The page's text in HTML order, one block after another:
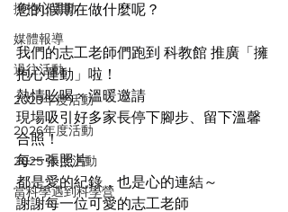
擁抱心運動
媒體報導
過往活動
2023年度活動
2026年度活動
2025 年度活動
當科學遇到科學營
您的假期在做什麼呢？
我們的志工老師們跑到 科教館 推廣「擁
抱心運動」啦！
熱情吆喝 × 溫暖邀請
現場吸引好多家長停下腳步、留下溫馨
合照！
每一張照片
都是愛的紀錄，也是心的連結～
謝謝每一位可愛的志工老師